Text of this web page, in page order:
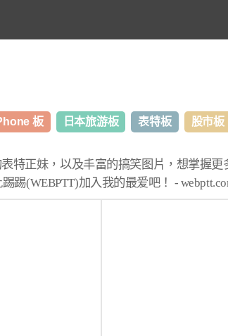
板 日本旅游板 表特板 股市板
特正妹，以及丰富的搞笑图片，想掌握更
踢(WEBPTT)加入我的最爱吧！ -